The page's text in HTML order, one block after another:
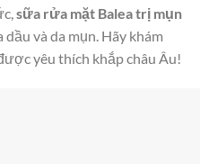
sữa rửa mặt Balea trị mụn
và da mụn. Hãy khám
yêu thích khắp châu Âu!